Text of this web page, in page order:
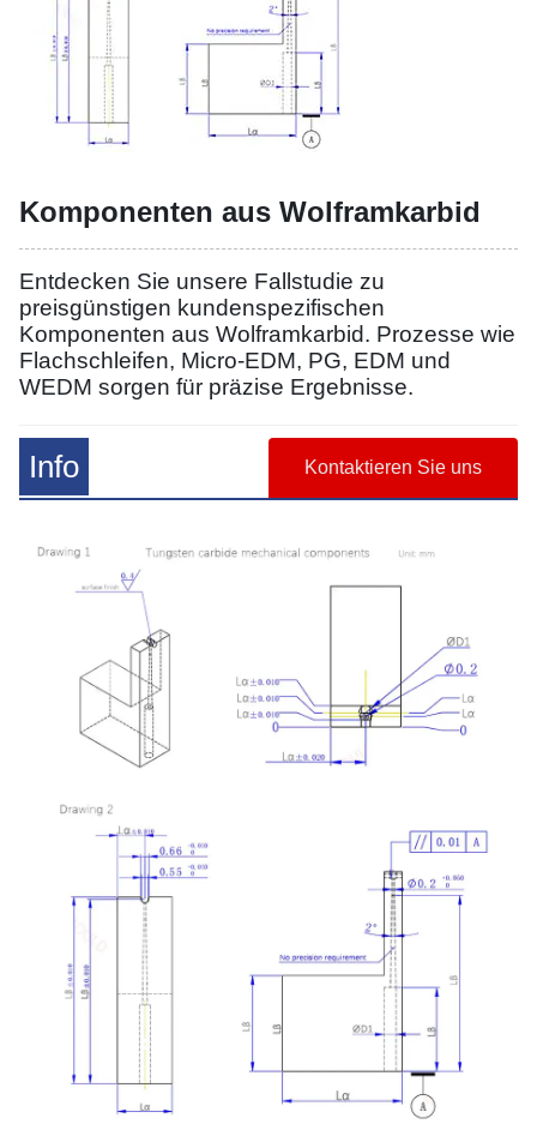
Komponenten aus Wolframkarbid
Entdecken Sie unsere Fallstudie zu
preisgünstigen kundenspezifischen
Komponenten aus Wolframkarbid. Prozesse wie
Flachschleifen, Micro-EDM, PG, EDM und
WEDM sorgen für präzise Ergebnisse.
Info Kontaktieren Sie uns